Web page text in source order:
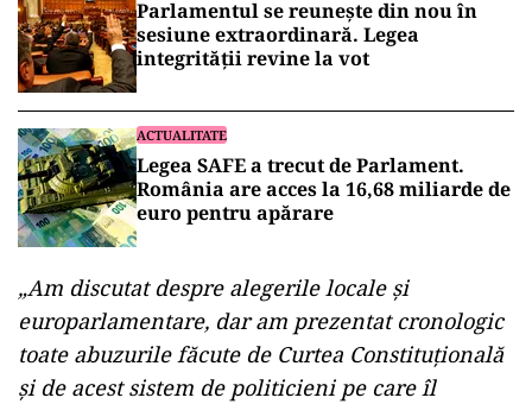
Parlamentul se reunește din nou în
sesiune extraordinară. Legea
integrității revine la vot
ACTUALITATE
Legea SAFE a trecut de Parlament.
România are acces la 16,68 miliarde de
euro pentru apărare
„Am discutat despre alegerile locale şi
europarlamentare, dar am prezentat cronologic
toate abuzurile făcute de Curtea Constituţională
şi de acest sistem de politicieni pe care îl